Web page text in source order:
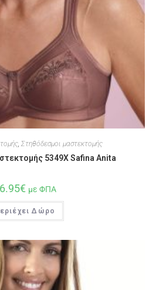
Στηθόδεσμοι μαστεκτομής
5349X Safina Anita
€ με ΦΠΑ
Δώρο